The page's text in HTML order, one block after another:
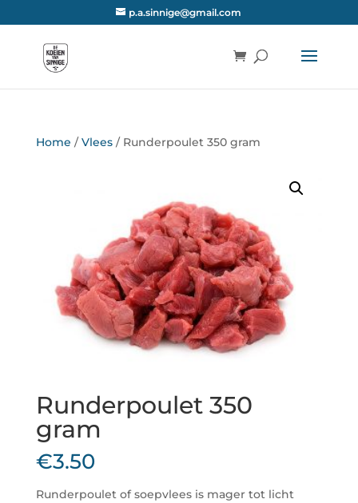
p.a.sinnige@gmail.com
Home /Vlees/ Runderpoulet 350 gram
Runderpoulet 350
gram
€3.50
Runderpoulet of soepvlees is mager tot licht